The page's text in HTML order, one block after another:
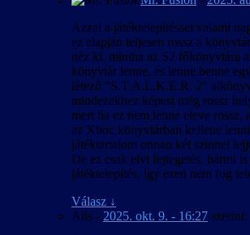
Azzal a játéktelepítéssel valami
ez alapján teljesen rossz a
néz ki, mintha az S2 főkönyvtára
könyvtár lenne, és lenne benne
létező “S.T.A.L.K.E.R. 2″
mindezekhez képest még rossz
mert ha ez nem lenne eleve rossz,
az Xboc könyvtárban kellene
játéktartalom onnan két szinttel
De ez csak elvi fejtegetés, bármi
játéktelepítés, így ezen nem fog
Válasz ↓
Atis - 2025. okt. 9. - 16:27 szerint: